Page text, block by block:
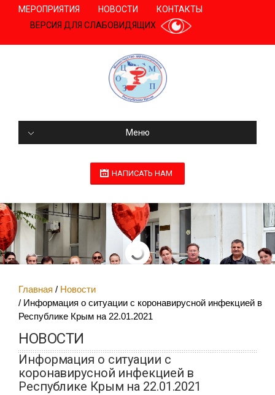
МЕРОПРИЯТИЯ НОВОСТИ
КОНТАКТЫ
ВЕРСИЯ ДЛЯ СЛАБОВИДЯЩИХ
Меню
НАПИСАТЬ НАМ
Главная
Новости
Информация о ситуации с коронавирусной инфекцией в
Республике Крым на 22.01.2021
НОВОСТИ
Информация о ситуации с
коронавирусной инфекцией в
Республике Крым на 22.01.2021